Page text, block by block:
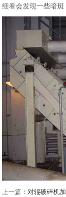
细看会发现一些暗斑
上一篇：对辊破碎机